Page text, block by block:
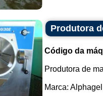
Produtora
Código da
Produtora de
Marca: